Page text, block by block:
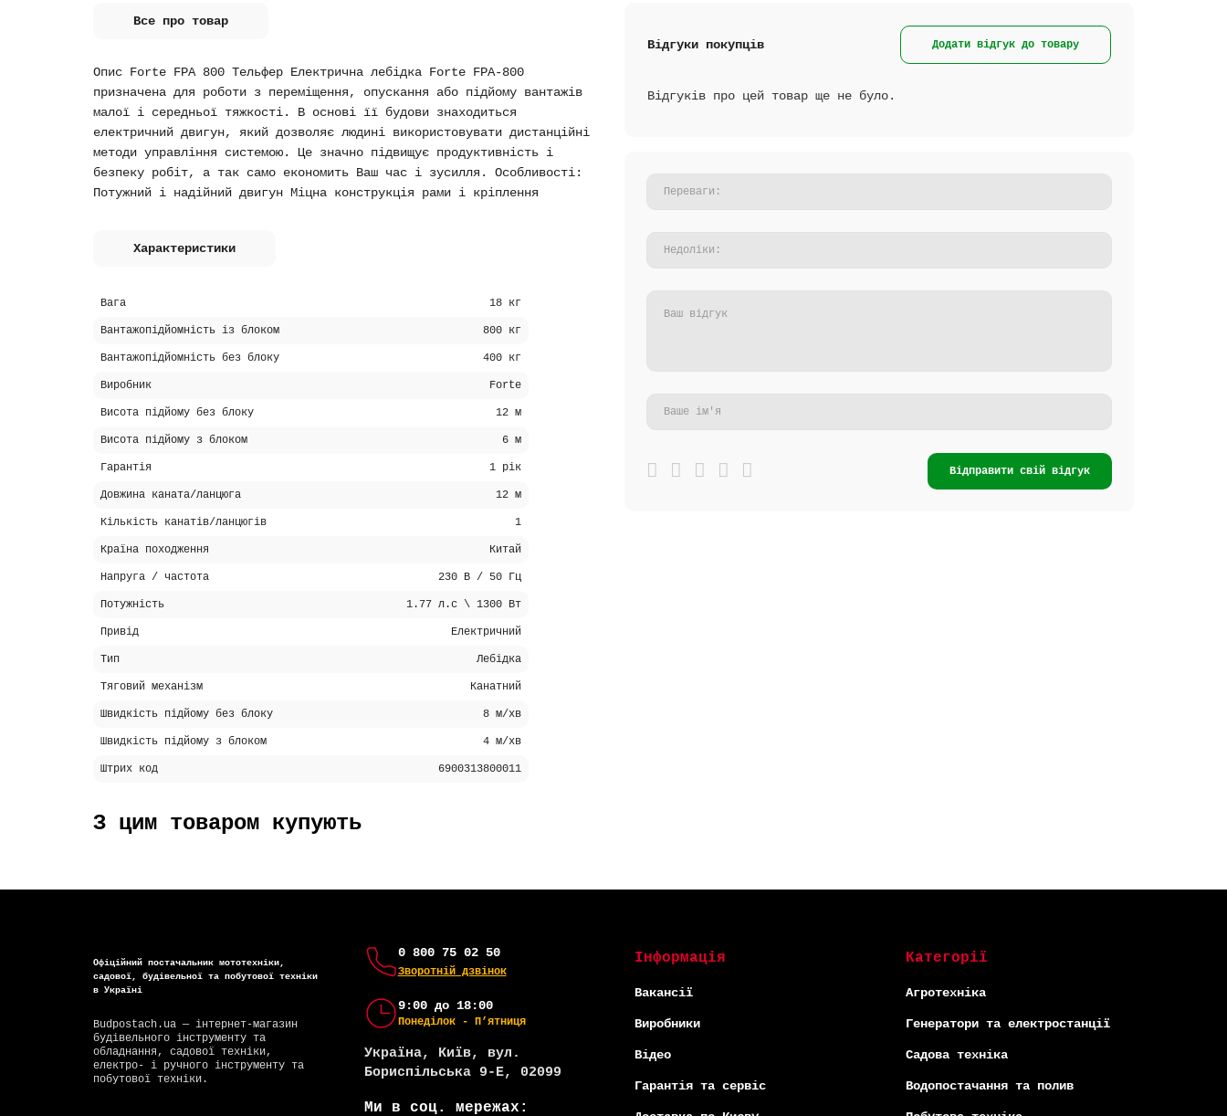
Все про товар
Опис Forte FPA 800 Тельфер Електрична лебідка Forte FPA-800
призначена для роботи з переміщення, опускання або підйому вантажів
малої і середньої тяжкості. В основі її будови знаходиться
електричний двигун, який дозволяє людині використовувати дистанційні
методи управління системою. Це значно підвищує продуктивність і
безпеку робіт, а так само економить Ваш час і зусилля. Особливості:
Потужний і надійний двигун Міцна конструкція рами і кріплення
Характеристики
Вага 18 кг
Вантажопідйомність із блоком 800 кг
Вантажопідйомність без блоку 400 кг
Виробник Forte
Висота підйому без блоку 12 м
Висота підйому з блоком 6 м
Гарантія 1 рік
Довжина каната/ланцюга 12 м
Кількість канатів/ланцюгів 1
Країна походження Китай
Напруга / частота 230 В / 50 Гц
Потужність 1.77 л.с \ 1300 Вт
Привід Електричний
Тип Лебідка
Тяговий механізм Канатний
Швидкість підйому без блоку 8 м/хв
Швидкість підйому з блоком 4 м/хв
Штрих код 6900313800011
Відгуки покупців Додати відгук до товару
Відгуків про цей товар ще не було.
Відправити свій відгук
-5% ОНЛАЙН